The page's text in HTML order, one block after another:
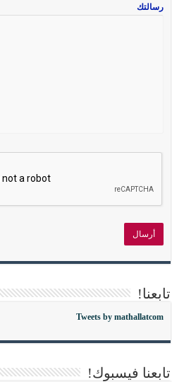
رسالتك
تابعنا!
Tweets by mathallatcom
تابعنا فيسبوك!